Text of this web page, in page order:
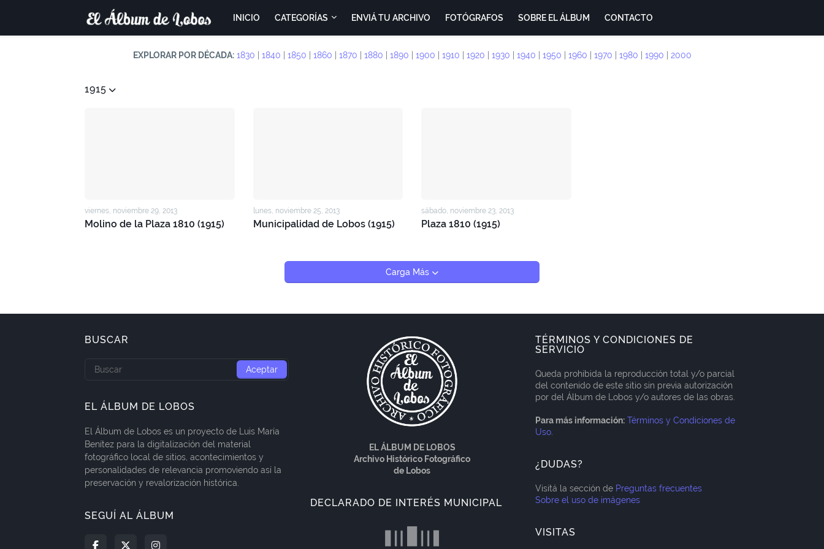
INICIO CATEGORÍAS ENVIÁ TU ARCHIVO FOTÓGRAFOS SOBRE EL ÁLBUM CONTACTO
EXPLORAR POR DÉCADA: 1830 1840 1850 1860 1870 1880 1890 1900 1910 1920 1930 1940 1950 1960 1970 1980 1990 2000
1915
viernes, noviembre 29, 2013
Molino de la Plaza 1810 (1915)
lunes, noviembre 25, 2013
Municipalidad de Lobos (1915)
sábado, noviembre 23, 2013
Plaza 1810 (1915)
Carga Más
BUSCAR
EL ÁLBUM DE LOBOS
El Álbum de Lobos es un proyecto de Luis María
Benítez para la digitalización del material
fotográfico local de sitios, acontecimientos y
personalidades de relevancia promoviendo así la
preservación y revalorización histórica.
SEGUÍ AL ÁLBUM
EL ÁLBUM DE LOBOS
Archivo Histórico Fotográfico
de Lobos
DECLARADO DE INTERÉS MUNICIPAL
TÉRMINOS Y CONDICIONES DE
SERVICIO
Queda prohibida la reproducción total y/o parcial
del contenido de este sitio sin previa autorización
por del Álbum de Lobos y/o autores de las obras.
Para más información: Términos y Condiciones de
Uso
¿DUDAS?
Visitá la sección de Preguntas frecuentes
Sobre el uso de imágenes
VISITAS